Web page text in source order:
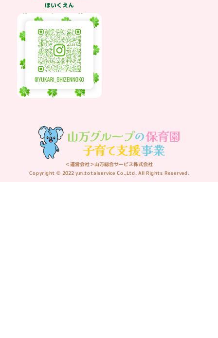
ほいくえん
＜運営会社＞山万総合サービス株式会社
Copyright © 2022 y.m.totalservice Co.,Ltd. All Rights Reserved.